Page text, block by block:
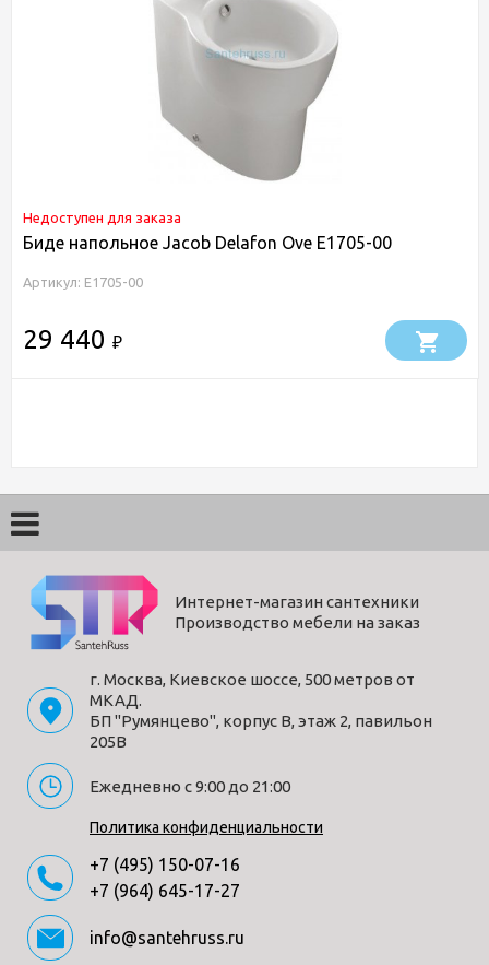
Недоступен для заказа
Биде напольное Jacob Delafon Ove E1705-00
Артикул: E1705-00
29 440 ₽
Интернет-магазин сантехники
Производство мебели на заказ
г. Москва, Киевское шоссе, 500 метров от
МКАД.
БП "Румянцево", корпус В, этаж 2, павильон
205В
Ежедневно с 9:00 до 21:00
Политика конфиденциальности
+7 (495) 150-07-16
+7 (964) 645-17-27
info@santehruss.ru